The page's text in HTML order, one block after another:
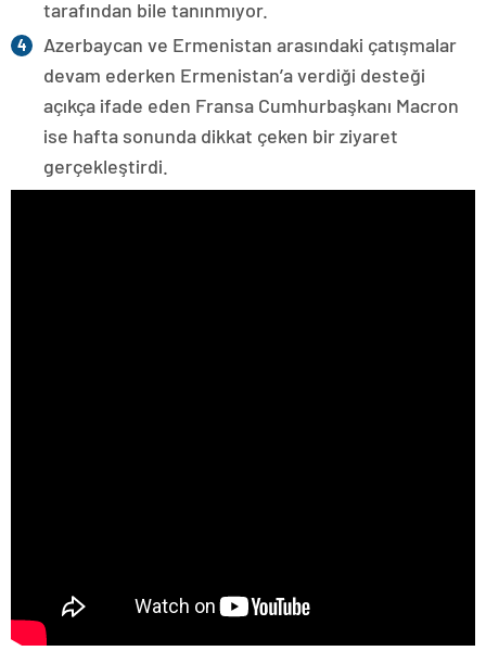
tarafından bile tanınmıyor.
Azerbaycan ve Ermenistan arasındaki çatışmalar
devam ederken Ermenistan’a verdiği desteği
açıkça ifade eden Fransa Cumhurbaşkanı Macron
ise hafta sonunda dikkat çeken bir ziyaret
gerçekleştirdi.